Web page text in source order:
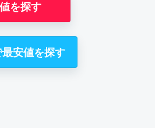
を探す
安値を探す